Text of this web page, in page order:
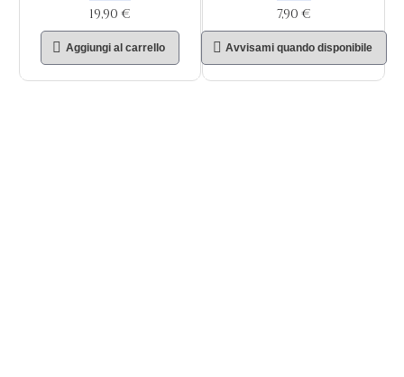
19,90 €
Aggiungi al carrello
7,90 €
Avvisami quando disponibile